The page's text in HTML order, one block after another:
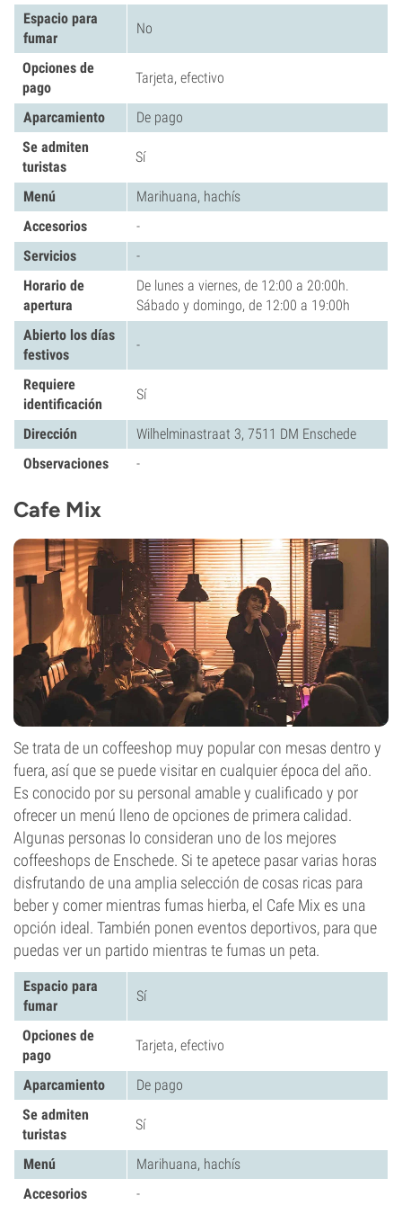
Espacio para
fumar
No
Opciones de
pago
Tarjeta, efectivo
Aparcamiento
De pago
Se admiten
turistas
Sí
Menú
Marihuana, hachís
Accesorios
-
Servicios
-
Horario de
apertura
De lunes a viernes, de 12:00 a 20:00h.
Sábado y domingo, de 12:00 a 19:00h
Abierto los días
festivos
-
Requiere
identificación
Sí
Dirección
Wilhelminastraat 3, 7511 DM Enschede
Observaciones
-
Cafe Mix
Se trata de un coffeeshop muy popular con mesas dentro y
fuera, así que se puede visitar en cualquier época del año.
Es conocido por su personal amable y cualificado y por
ofrecer un menú lleno de opciones de primera calidad.
Algunas personas lo consideran uno de los mejores
coffeeshops de Enschede. Si te apetece pasar varias horas
disfrutando de una amplia selección de cosas ricas para
beber y comer mientras fumas hierba, el Cafe Mix es una
opción ideal. También ponen eventos deportivos, para que
puedas ver un partido mientras te fumas un peta.
Espacio para
fumar
Sí
Opciones de
pago
Tarjeta, efectivo
Aparcamiento
De pago
Se admiten
turistas
Sí
Menú
Marihuana, hachís
Accesorios
-